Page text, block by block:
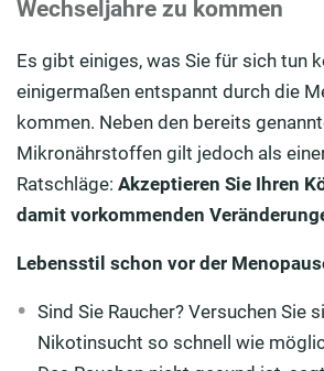
Wechseljahre zu kommen
Es gibt einiges, was Sie für sich tun
einigermaßen entspannt durch die
kommen. Neben den bereits
Mikronährstoffen gilt jedoch als
Ratschläge: Akzeptieren Sie Ihren
damit vorkommenden
Lebensstil schon vor der
Sind Sie Raucher? Versuchen Sie
Nikotinsucht so schnell wie